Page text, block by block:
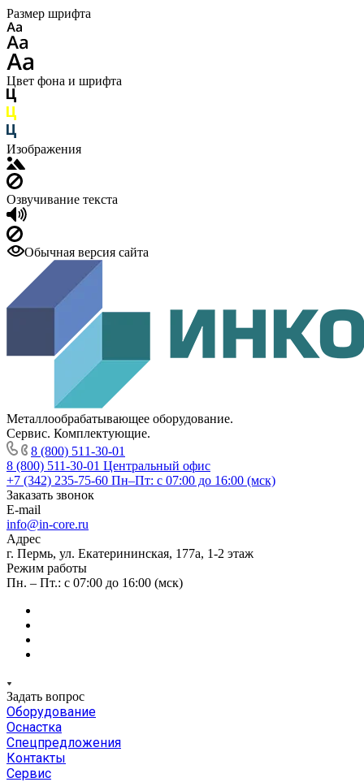
Размер шрифта
Цвет фона и шрифта
Изображения
Озвучивание текста
Обычная версия сайта
Металлообрабатывающее оборудование.
Сервис. Комплектующие.
8 (800) 511-30-01
8 (800) 511-30-01 Центральный офис
+7 (342) 235-75-60 Пн–Пт: с 07:00 до 16:00 (мск)
Заказать звонок
E-mail
info@in-core.ru
Адрес
г. Пермь, ул. ​Екатерининская, 177а, ​1-2 этаж
Режим работы
Пн. – Пт.: с 07:00 до 16:00 (мск)
Задать вопрос
Оборудование
Оснастка
Спецпредложения
Контакты
Сервис